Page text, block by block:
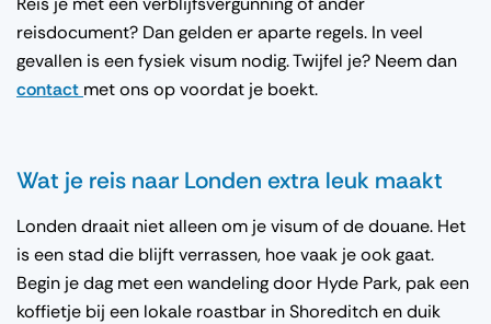
reisdocument? Dan gelden er aparte regels. In veel
gevallen is een fysiek visum nodig. Twijfel je? Neem dan
contact met ons op voordat je boekt.
Wat je reis naar Londen extra leuk maakt
Londen draait niet alleen om je visum of de douane. Het
is een stad die blijft verrassen, hoe vaak je ook gaat.
Begin je dag met een wandeling door Hyde Park, pak een
koffietje bij een lokale roastbar in Shoreditch en duik